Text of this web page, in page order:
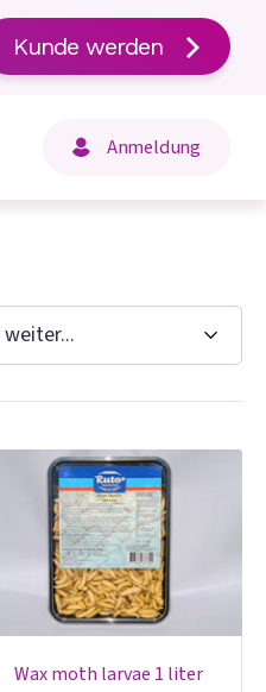
Kunde werden
Anmeldung
wax moth larvae 1 liter